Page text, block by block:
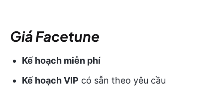
Giá Facetune
Kế hoạch miễn phí
Kế hoạch VIP có sẵn theo yêu cầu